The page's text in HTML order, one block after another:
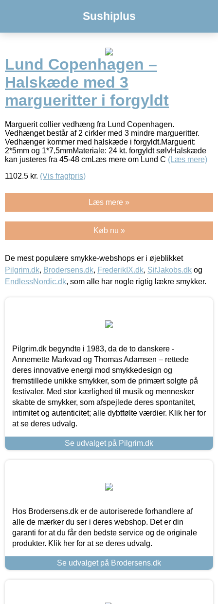
Sushiplus
Lund Copenhagen –
Halskæde med 3
margueritter i forgyldt
Marguerit collier vedhæng fra Lund Copenhagen.
Vedhænget består af 2 cirkler med 3 mindre margueritter.
Vedhænger kommer med halskæde i forgyldt.Marguerit:
2*5mm og 1*7,5mmMateriale: 24 kt. forgyldt sølvHalskæde
kan justeres fra 45-48 cmLæs mere om Lund C (Læs mere)
1102.5 kr. (Vis fragtpris)
Læs mere »
Køb nu »
De mest populære smykke-webshops er i øjeblikket
Pilgrim.dk, Brodersens.dk, FrederikIX.dk, SifJakobs.dk og
EndlessNordic.dk, som alle har nogle rigtig lækre smykker.
Pilgrim.dk begyndte i 1983, da de to danskere -
Annemette Markvad og Thomas Adamsen – rettede
deres innovative energi mod smykkedesign og
fremstillede unikke smykker, som de primært solgte på
festivaler. Med stor kærlighed til musik og mennesker
skabte de smykker, som afspejlede deres spontanitet,
intimitet og autenticitet; alle dybtfølte værdier. Klik her for
at se deres udvalg.
Se udvalget på Pilgrim.dk
Hos Brodersens.dk er de autoriserede forhandlere af
alle de mærker du ser i deres webshop. Det er din
garanti for at du får den bedste service og de originale
produkter. Klik her for at se deres udvalg.
Se udvalget på Brodersens.dk